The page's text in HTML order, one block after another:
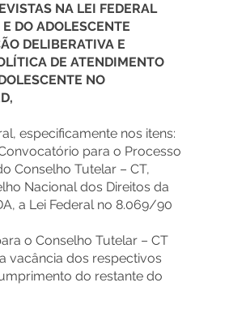
NA LEI FEDERAL
DO ADOLESCENTE
DELIBERATIVA E
DE ATENDIMENTO
NO
especificamente nos itens:
para o Processo
Conselho Tutelar – CT,
Nacional dos Direitos da
a Lei Federal no 8.069/90
o Conselho Tutelar – CT
vacância dos respectivos
do restante do